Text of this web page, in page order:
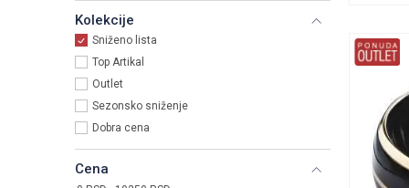
Kolekcije
Sniženo lista
Top Artikal
Outlet
Sezonsko sniženje
Dobra cena
Cena